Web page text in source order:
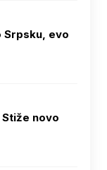
evo
novo